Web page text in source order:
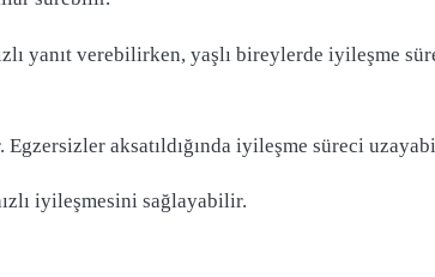
yanıt verebilirken, yaşlı bireylerde iyileşme
aksatıldığında iyileşme süreci
iyileşmesini sağlayabilir.